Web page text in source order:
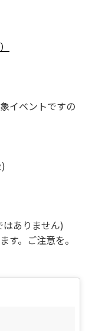
イベントですの
ありません)
。ご注意を。